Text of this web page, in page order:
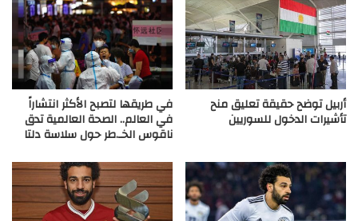
أربيل توضح حقيقة تعليق منح
تأشيرات الدخول للسوريين
في طريقها لتصبح الأكثر انتشاراً
في العالم.. الصحة العالمية تدق
ناقوس الخـ.طر حول سلاسة دلتا